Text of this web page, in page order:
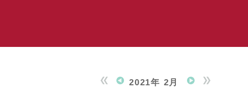
2021年 2月